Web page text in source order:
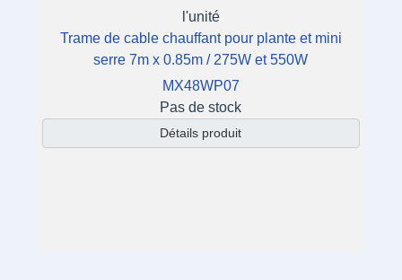
l'unité
Trame de cable chauffant pour plante et mini
serre 7m x 0.85m / 275W et 550W
MX48WP07
Pas de stock
Détails produit